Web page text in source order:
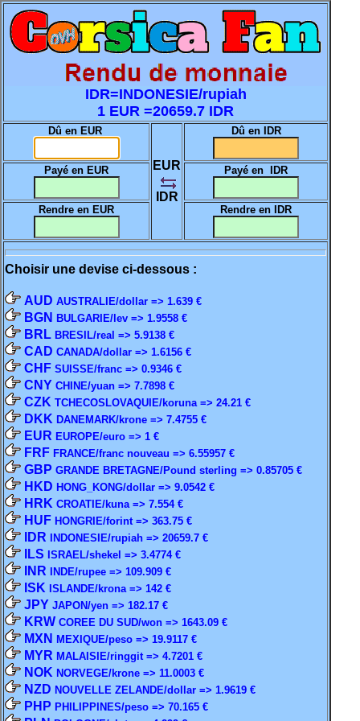
IDR=INDONESIE/rupiah
1 EUR =20659.7 IDR
Dû en EUR
EUR
IDR
Dû en IDR
Payé en EUR Payé en IDR
Rendre en EUR Rendre en IDR
Choisir une devise ci-dessous :
AUD AUSTRALIE/dollar => 1.639 €
BGN BULGARIE/lev => 1.9558 €
BRL BRESIL/real => 5.9138 €
CAD CANADA/dollar => 1.6156 €
CHF SUISSE/franc => 0.9346 €
CNY CHINE/yuan => 7.7898 €
CZK TCHECOSLOVAQUIE/koruna => 24.21 €
DKK DANEMARK/krone => 7.4755 €
EUR EUROPE/euro => 1 €
FRF FRANCE/franc nouveau => 6.55957 €
GBP GRANDE BRETAGNE/Pound sterling => 0.85705 €
HKD HONG_KONG/dollar => 9.0542 €
HRK CROATIE/kuna => 7.554 €
HUF HONGRIE/forint => 363.75 €
IDR INDONESIE/rupiah => 20659.7 €
ILS ISRAEL/shekel => 3.4774 €
INR INDE/rupee => 109.909 €
ISK ISLANDE/krona => 142 €
JPY JAPON/yen => 182.17 €
KRW COREE DU SUD/won => 1643.09 €
MXN MEXIQUE/peso => 19.9117 €
MYR MALAISIE/ringgit => 4.7201 €
NOK NORVEGE/krone => 11.0003 €
NZD NOUVELLE ZELANDE/dollar => 1.9619 €
PHP PHILIPPINES/peso => 70.165 €